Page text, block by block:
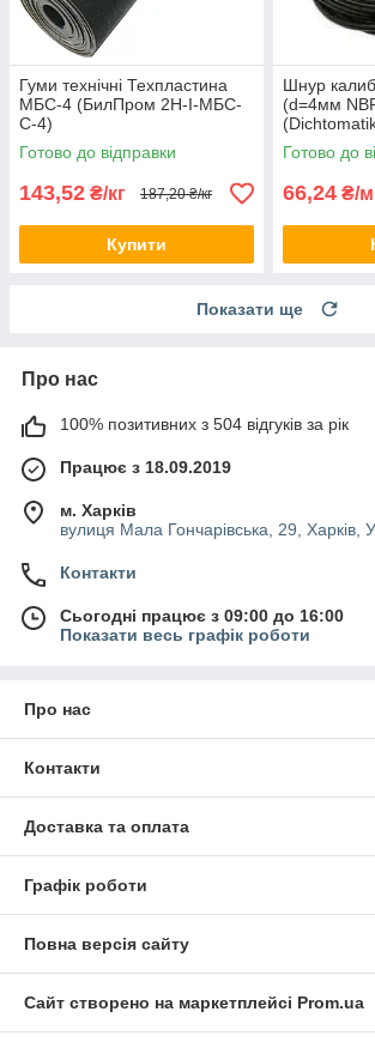
Гуми технічні Техпластина
МБС-4 (БилПром 2Н-I-МБС-
С-4)
Готово до відправки
143,52 ₴/кг 187,20 ₴/кг
Купити
Шнур
(d=4мм
Готово до
66,24 ₴/м
Показати ще
Про нас
100% позитивних з 504 відгуків за рік
Працює з 18.09.2019
м. Харків
вулиця Мала Гончарівська, 29, Харків,
Контакти
Сьогодні працює з 09:00 до 16:00
Показати весь графік роботи
Про нас
Контакти
Доставка та оплата
Графік роботи
Повна версія сайту
Сайт створено на маркетплейсі Prom.ua